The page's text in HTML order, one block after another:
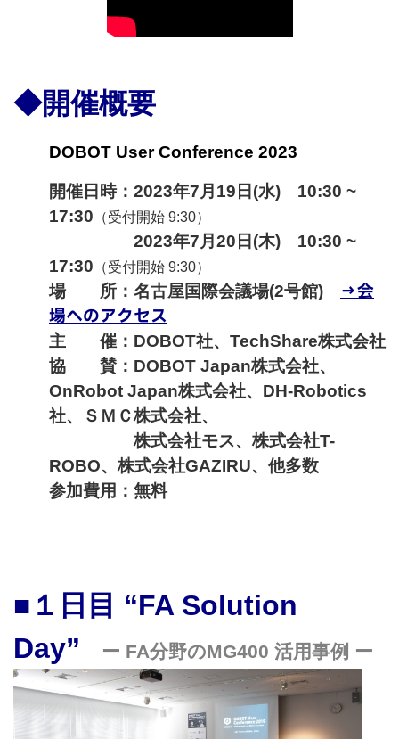
◆開催概要
DOBOT User Conference 2023
開催日時：2023年7月19日(水) 10:30 ~
17:30 （受付開始 9:30）
2023年7月20日(木) 10:30 ~
17:30 （受付開始 9:30）
場 所：名古屋国際会議場(2号館) →会
場へのアクセス
主 催：DOBOT社、TechShare株式会社
協 賛： DOBOT Japan株式会社、
OnRobot Japan株式会社、DH-Robotics
社、ＳＭＣ株式会社、
株式会社モス、株式会社T-
ROBO、株式会社GAZIRU、他多数
参加費用：無料
■１日目 “FA Solution
Day”
ー FA分野のMG400 活用事例 ー